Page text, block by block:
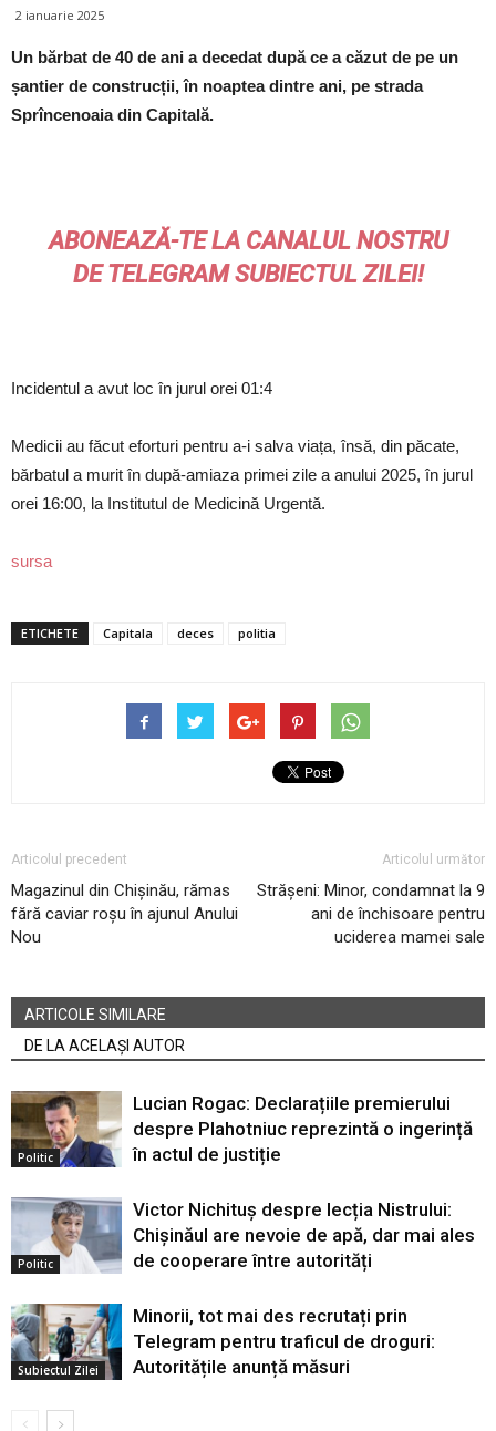
2 ianuarie 2025
Un bărbat de 40 de ani a decedat după ce a căzut de pe un
șantier de construcții, în noaptea dintre ani, pe strada
Sprîncenoaia din Capitală.
ABONEAZĂ-TE LA CANALUL NOSTRU
DETELEGRAMSUBIECTUL ZILEI!
Incidentul a avut loc în jurul orei 01:4
Medicii au făcut eforturi pentru a-i salva viața, însă, din păcate,
bărbatul a murit în după-amiaza primei zile a anului 2025, în jurul
orei 16:00, la Institutul de Medicină Urgentă.
sursa
ETICHETE Capitala deces politia
Articolul precedent
Magazinul din Chișinău, rămas
fără caviar roșu în ajunul Anului
Nou
Articolul următor
Strășeni: Minor, condamnat la 9
ani de închisoare pentru
uciderea mamei sale
ARTICOLE SIMILARE
DE LA ACELAȘI AUTOR
Politic
Lucian Rogac: Declarațiile premierului
despre Plahotniuc reprezintă o ingerință
în actul de justiție
Politic
Victor Nichituș despre lecția Nistrului:
Chișinăul are nevoie de apă, dar mai ales
de cooperare între autorități
Subiectul Zilei
Minorii, tot mai des recrutați prin
Telegram pentru traficul de droguri:
Autoritățile anunță măsuri